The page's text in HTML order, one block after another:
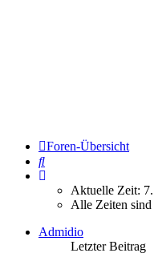
Foren-Übersicht
Suche
Aktuelle Zeit:
Alle Zeiten sind
Admidio
Letzter Beitrag